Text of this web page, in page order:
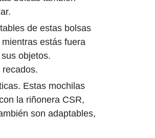
de estas bolsas
estás fuera
objetos.
Estas mochilas
la riñonera CSR,
son adaptables,